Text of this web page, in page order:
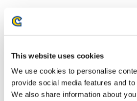
This website uses cookies
We use cookies to personalise
provide social media features and
We also share information about